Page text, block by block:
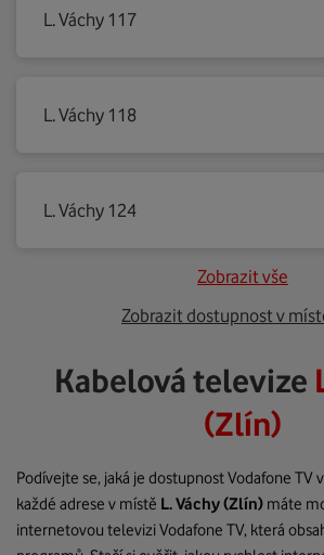
L. Váchy 117
L. Váchy 118
L. Váchy 124
Zobrazit vše
Zobrazit dostupnost v
Kabelová televize
(Zlín)
Podívejte se, jaká je dostupnost Vodafone TV
každé adrese v místě L. Váchy(Zlín) máte
internetovou televizi Vodafone TV, která